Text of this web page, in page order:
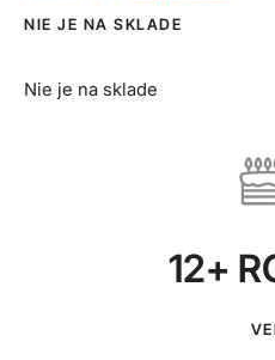
NIE JE NA SKLADE
Nie je na sklade
12+